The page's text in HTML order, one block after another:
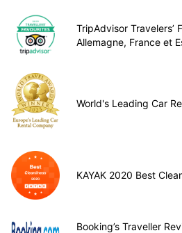
TripAdvisor Travelers’
Allemagne, France et
World's Leading Car
KAYAK 2020 Best
Booking’s Traveller